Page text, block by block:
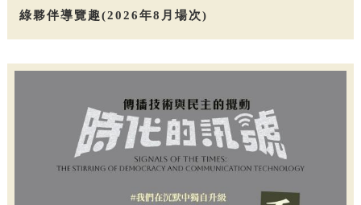
綠夥伴導覽趣(2026年8月場次)